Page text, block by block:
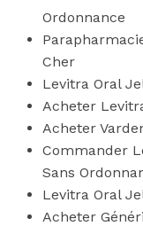
Ordonnance
Cher
Levitra Oral
Acheter
Acheter
Commander
Sans
Levitra Oral
Acheter